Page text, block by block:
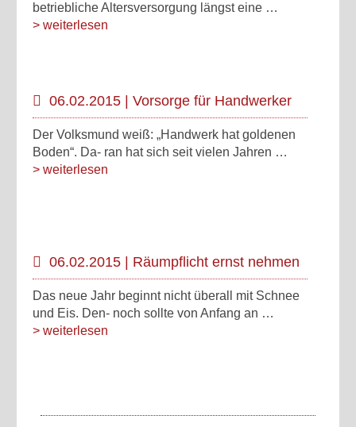
betriebliche Altersversorgung längst eine …
> weiterlesen
06.02.2015 | Vorsorge für Handwerker
Der Volksmund weiß: „Handwerk hat goldenen
Boden“. Da- ran hat sich seit vielen Jahren …
> weiterlesen
06.02.2015 | Räumpflicht ernst nehmen
Das neue Jahr beginnt nicht überall mit Schnee
und Eis. Den- noch sollte von Anfang an …
> weiterlesen